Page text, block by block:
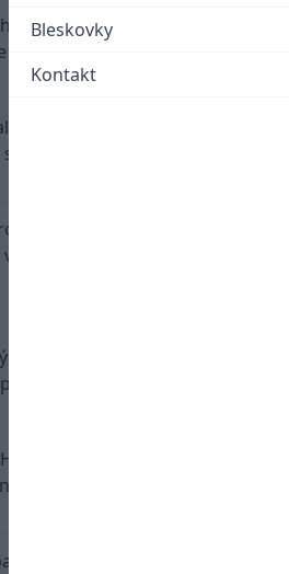
Bleskovky
Kontakt
Mallorca s
PSG
obrat Interu Miami, pri
dva góly
láka! Slovan hlási na
ako 13-tisíc predaných
súboj pre Borbélyho,
potiahol Fenerbahce
Slovana Kianga hral
ligu
šialenstvo! Salah